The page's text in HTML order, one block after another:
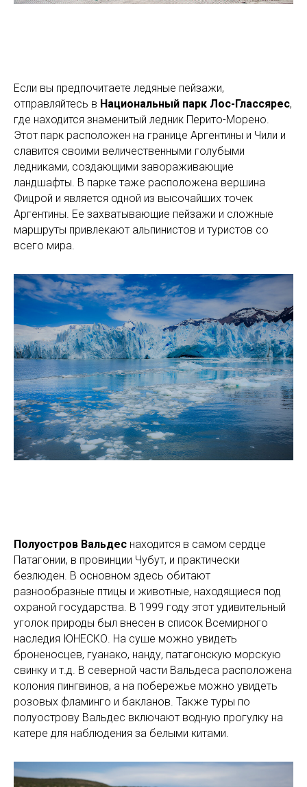
Если вы предпочитаете ледяные пейзажи,
отправляйтесь в Национальный парк Лос-Глассярес,
где находится знаменитый ледник Перито-Морено.
Этот парк расположен на границе Аргентины и Чили и
славится своими величественными голубыми
ледниками, создающими завораживающие
ландшафты. В парке таже расположена вершина
Фицрой и является одной из высочайших точек
Аргентины. Ее захватывающие пейзажи и сложные
маршруты привлекают альпинистов и туристов со
всего мира.
Полуостров Вальдес находится в самом сердце
Патагонии, в провинции Чубут, и практически
безлюден. В основном здесь обитают
разнообразные птицы и животные, находящиеся под
охраной государства. В 1999 году этот удивительный
уголок природы был внесен в список Всемирного
наследия ЮНЕСКО. На суше можно увидеть
броненосцев, гуанако, нанду, патагонскую морскую
свинку и т.д. В северной части Вальдеса расположена
колония пингвинов, а на побережье можно увидеть
розовых фламинго и бакланов. Также туры по
полуострову Вальдес включают водную прогулку на
катере для наблюдения за белыми китами.